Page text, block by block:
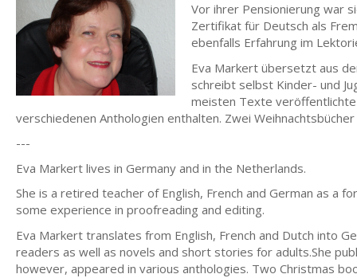
Vor ihrer Pensionierung war
Zertifikat für Deutsch als
ebenfalls Erfahrung im
Eva Markert übersetzt aus
schreibt selbst Kinder- und
meisten Texte veröffentlichte
verschiedenen Anthologien enthalten. Zwei
---
Eva Markert lives in Germany and in the Netherlands.
She is a retired teacher of English, French and German as a
some experience in proofreading and editing.
Eva Markert translates from English, French and Dutch into
readers as well as novels and short stories for adults.She
however, appeared in various anthologies. Two Christmas